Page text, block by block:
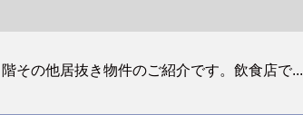
その他居抜き物件のご紹介です。飲食店で...